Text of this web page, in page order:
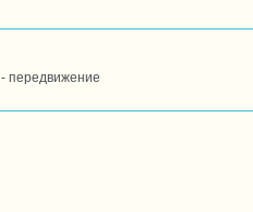
- передвижение